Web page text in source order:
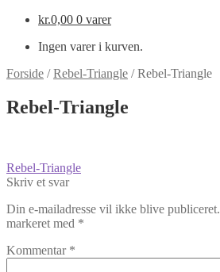
kr.0,00 0 varer
Ingen varer i kurven.
Forside /Rebel-Triangle /Rebel-Triangle
Rebel-Triangle
Indlægsnavigation
Forrige
indlæg:
Rebel-Triangle
Skriv et svar
Din e-mailadresse vil ikke blive publiceret.
markeret med *
Kommentar *